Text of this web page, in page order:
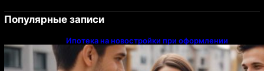
Популярные записи
Ипотека на новостройки при оформлении
напрямую у застройщика